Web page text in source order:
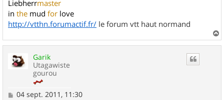
Liebherrmaster
in the mud for love
http://vtthn.forumactif.fr/ le forum vtt haut normand
a
Garik
Utagawiste
gourou
M
04 sept. 2011, 11:30